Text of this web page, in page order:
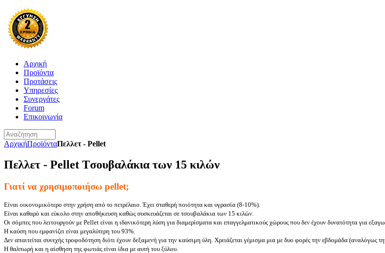
Αρχική
Προϊόντα
Προτάσεις
Υπηρεσίες
Συνεργάτες
Forum
Επικοινωνία
ΑρχικήΠροϊόνταΠελλετ - Pellet
Πελλετ - Pellet Tσουβαλάκια των 15 κιλών
Γιατί να χρησιμοποιήσω pellet;
Είναι οικονομικότερο στην χρήση από το πετρέλαιο. Έχει σταθερή ποιότητα και υγρασία (8-10%).
Είναι καθαρό και εύκολο στην αποθήκευση καθώς συσκευάζεται σε τσουβαλάκια των 15 κιλών.
Οι σόμπες που λειτουργούν με Pellet είναι η ιδανικότερη λύση για διαμερίσματα και επαγγελματικούς χώρους που δεν έχουν δυνατότητα για
Η καύση που εμφανίζει είναι μεγαλύτερη του 93%.
Δεν απαιτείται συνεχής τροφοδότηση διότι έχουν δεξαμενή για την καύσιμη ύλη. Χρειάζεται γέμισμα μια με δυο φορές την εβδομάδα (αναλόγως
Η θαλπωρή και η αίσθηση της φωτιάς είναι ίδια με αυτή του ξύλου.